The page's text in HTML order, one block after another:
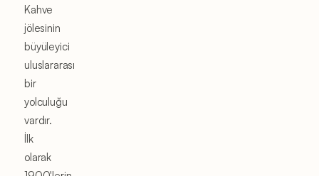
Kahve
jölesinin
büyüleyici
uluslararası
bir
yolculuğu
vardır.
İlk
olarak